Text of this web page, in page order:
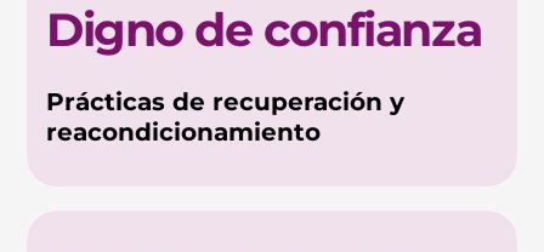
Digno de confianza
Prácticas de recuperación y
reacondicionamiento